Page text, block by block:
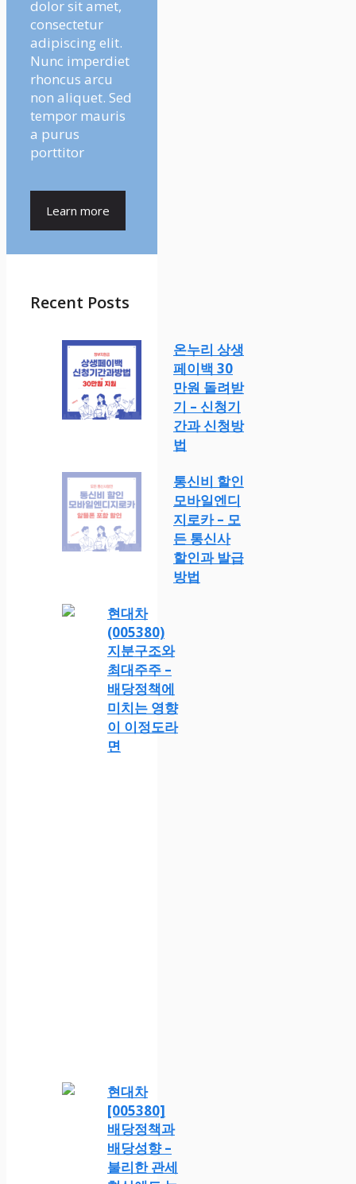
dolor sit amet,
consectetur
adipiscing elit.
Nunc imperdiet
rhoncus arcu
non aliquet. Sed
tempor mauris
a purus
porttitor
Learn more
Recent Posts
온누리 상생
페이백 30
만원 돌려받
기 – 신청기
간과 신청방
법
통신비 할인
모바일엔디
지로카 – 모
든 통신사
할인과 발급
방법
현대차
(005380)
지분구조와
최대주주 –
배당정책에
미치는 영향
이 이정도라
면
현대차
[005380]
배당정책과
배당성향 –
불리한 관세